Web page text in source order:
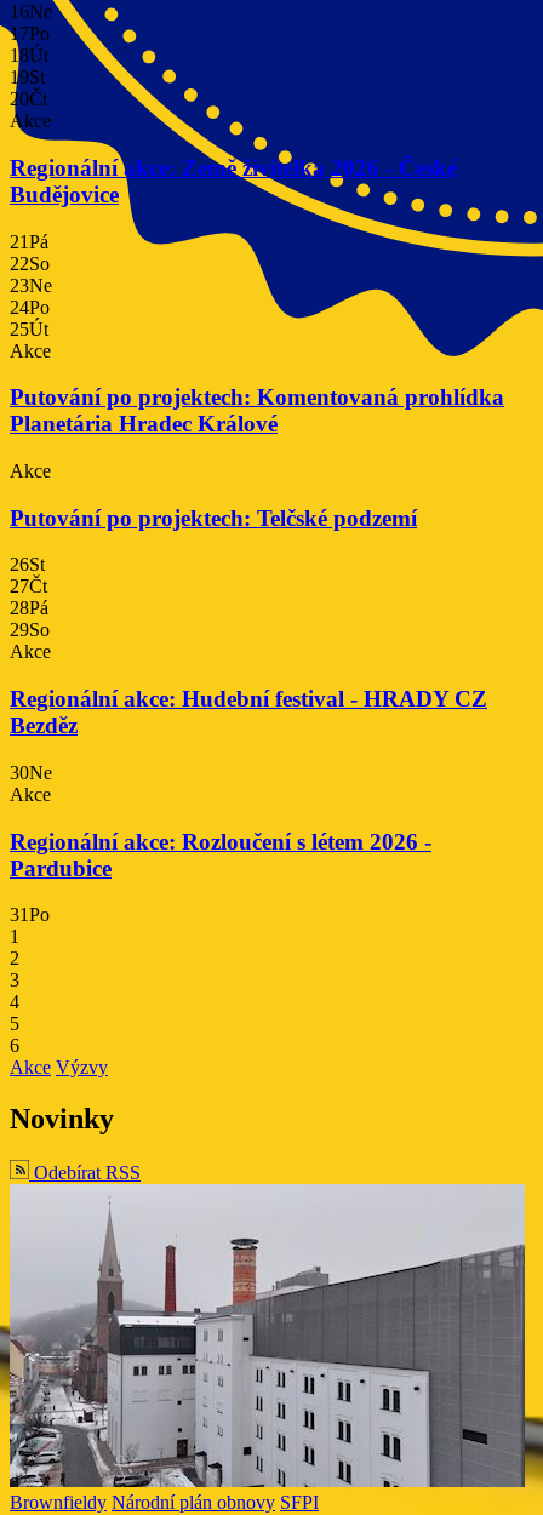
16Ne
17Po
18Út
19St
20Čt
Akce
Regionální akce: Země živitelka 2026 - České
Budějovice
21Pá
22So
23Ne
24Po
25Út
Akce
Putování po projektech: Komentovaná prohlídka
Planetária Hradec Králové
Akce
Putování po projektech: Telčské podzemí
26St
27Čt
28Pá
29So
Akce
Regionální akce: Hudební festival - HRADY CZ
Bezděz
30Ne
Akce
Regionální akce: Rozloučení s létem 2026 -
Pardubice
31Po
1
2
3
4
5
6
Akce Výzvy
Novinky
Odebírat RSS
Brownfieldy Národní plán obnovy SFPI